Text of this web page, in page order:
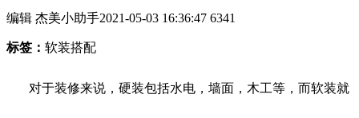
编辑 杰美小助手2021-05-03 16:36:47 6341
标签： 软装搭配
对于装修来说，硬装包括水电，墙面，木工等，而软装就